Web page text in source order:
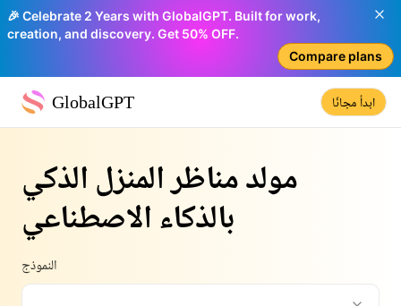
🎉 Celebrate 2 Years with GlobalGPT. Built for work,
creation, and discovery. Get 50% OFF.
Compare plans
GlobalGPT ابدأ مجانًا
مولد مناظر المنزل الذكي
بالذكاء الاصطناعي
النموذج